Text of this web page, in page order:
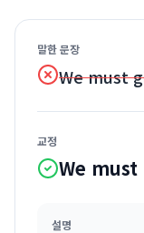
말한 문장
We must
교정
We
설명